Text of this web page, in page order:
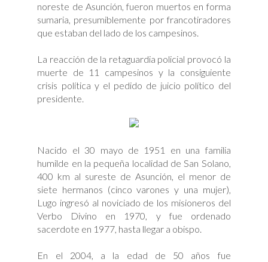
noreste de Asunción, fueron muertos en forma
sumaria, presumiblemente por francotiradores
que estaban del lado de los campesinos.
La reacción de la retaguardia policial provocó la
muerte de 11 campesinos y la consiguiente
crisis política y el pedido de juicio político del
presidente.
Nacido el 30 mayo de 1951 en una familia
humilde en la pequeña localidad de San Solano,
400 km al sureste de Asunción, el menor de
siete hermanos (cinco varones y una mujer),
Lugo ingresó al noviciado de los misioneros del
Verbo Divino en 1970, y fue ordenado
sacerdote en 1977, hasta llegar a obispo.
En el 2004, a la edad de 50 años fue